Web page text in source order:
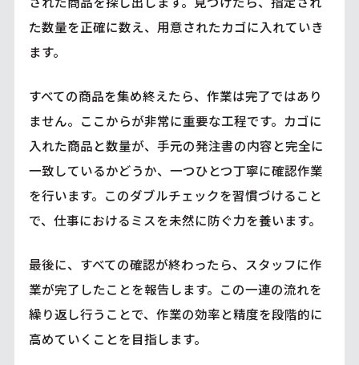
た数量を正確に数え、用意されたカゴに入れていき
ます。
すべての商品を集め終えたら、作業は完了ではあり
ません。ここからが非常に重要な工程です。カゴに
入れた商品と数量が、手元の発注書の内容と完全に
一致しているかどうか、一つひとつ丁寧に確認作業
を行います。このダブルチェックを習慣づけること
で、仕事におけるミスを未然に防ぐ力を養います。
最後に、すべての確認が終わったら、スタッフに作
業が完了したことを報告します。この一連の流れを
繰り返し行うことで、作業の効率と精度を段階的に
高めていくことを目指します。